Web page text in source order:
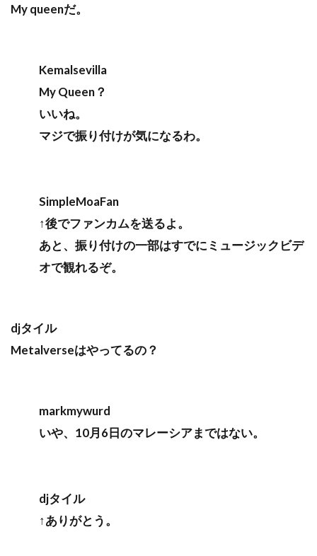
My queenだ。
Kemalsevilla
My Queen？
いいね。
マジで振り付けが気になるわ。
SimpleMoaFan
↑後でファンカムを送るよ。
あと、振り付けの一部はすでにミュージックビデ
オで観れるぞ。
djタイル
Metalverseはやってるの？
markmywurd
いや、10月6日のマレーシアまではない。
djタイル
↑ありがとう。